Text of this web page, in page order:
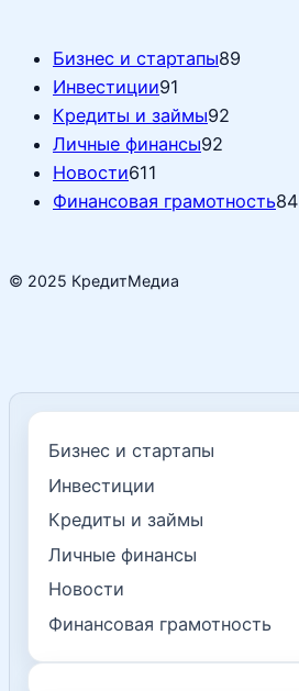
Бизнес и стартапы89
Инвестиции91
Кредиты и займы92
Личные финансы92
Новости611
Финансовая грамотность84
© 2025 КредитМедиа
Бизнес и стартапы
Инвестиции
Кредиты и займы
Личные финансы
Новости
Финансовая грамотность